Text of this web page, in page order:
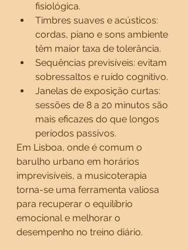
fisiológica.
Timbres suaves e acústicos:
cordas, piano e sons ambiente
têm maior taxa de tolerância.
Sequências previsíveis: evitam
sobressaltos e ruído cognitivo.
Janelas de exposição curtas:
sessões de 8 a 20 minutos são
mais eficazes do que longos
períodos passivos.
Em Lisboa, onde é comum o
barulho urbano em horários
imprevisíveis, a musicoterapia
torna-se uma ferramenta valiosa
para recuperar o equilíbrio
emocional e melhorar o
desempenho no treino diário.